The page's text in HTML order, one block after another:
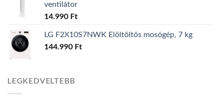
ventilátor
14.990 Ft
LG F2X10S7NWK Elöltöltős mosógép, 7 kg
144.990 Ft
LEGKEDVELTEBB